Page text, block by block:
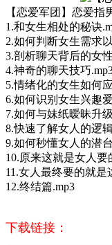
【恋爱军团】恋爱指
1.和女生相处的秘诀
2.如何判断女生需求
3.剖析聊天背后的女
4.神奇的聊天技巧
5.情绪化的女生如何
6.如何识别女生兴趣
7.如何与妹纸暧昧升
8.快速了解女人的逻
9.如何秒懂女人的潜
10.原来这就是女人要
11.女人最终要的就是
12.终结篇.mp3
下载链接：